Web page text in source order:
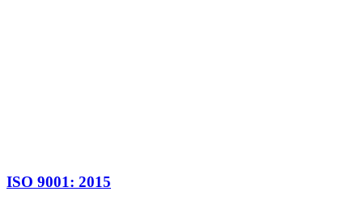
ISO 9001: 2015